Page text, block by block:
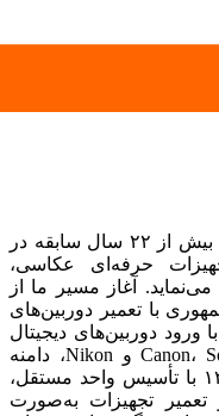
با بیش از ۲۲ سال سابقه در
حرفه‌ای عکاسی،
آغاز مسیر ما از
با تعمیر دوربین‌های
ورود دوربین‌های دیجیتال
حرفه‌ای از برندهای معتبری چون Canon، Sony و Nikon، دامنه
فعالیت ما گسترش یافت. از سال ۱۳۹۰ با تأسیس واحد مستقل،
تجهیزات به‌صورت